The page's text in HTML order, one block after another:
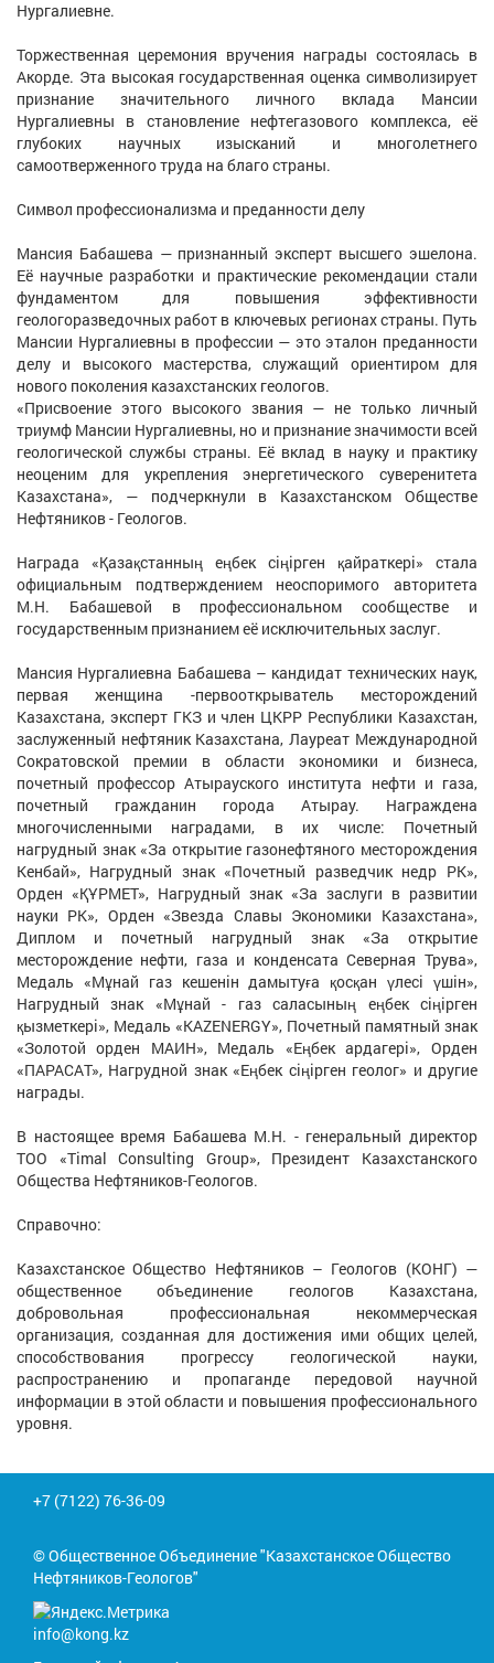
Нургалиевне.
Торжественная церемония вручения награды состоялась в
Акорде. Эта высокая государственная оценка символизирует
признание значительного личного вклада Мансии
Нургалиевны в становление нефтегазового комплекса, её
глубоких научных изысканий и многолетнего
самоотверженного труда на благо страны.
Символ профессионализма и преданности делу
Мансия Бабашева — признанный эксперт высшего эшелона.
Её научные разработки и практические рекомендации стали
фундаментом для повышения эффективности
геологоразведочных работ в ключевых регионах страны. Путь
Мансии Нургалиевны в профессии — это эталон преданности
делу и высокого мастерства, служащий ориентиром для
нового поколения казахстанских геологов.
«Присвоение этого высокого звания — не только личный
триумф Мансии Нургалиевны, но и признание значимости всей
геологической службы страны. Её вклад в науку и практику
неоценим для укрепления энергетического суверенитета
Казахстана», — подчеркнули в Казахстанском Обществе
Нефтяников - Геологов.
Награда «Қазақстанның еңбек сіңірген қайраткері» стала
официальным подтверждением неоспоримого авторитета
М.Н. Бабашевой в профессиональном сообществе и
государственным признанием её исключительных заслуг.
Мансия Нургалиевна Бабашева – кандидат технических наук,
первая женщина -первооткрыватель месторождений
Казахстана, эксперт ГКЗ и член ЦКРР Республики Казахстан,
заслуженный нефтяник Казахстана, Лауреат Международной
Сократовской премии в области экономики и бизнеса,
почетный профессор Атырауского института нефти и газа,
почетный гражданин города Атырау. Награждена
многочисленными наградами, в их числе: Почетный
нагрудный знак «За открытие газонефтяного месторождения
Кенбай», Нагрудный знак «Почетный разведчик недр РК»,
Орден «ҚҰРМЕТ», Нагрудный знак «За заслуги в развитии
науки РК», Орден «Звезда Славы Экономики Казахстана»,
Диплом и почетный нагрудный знак «За открытие
месторождение нефти, газа и конденсата Северная Трува»,
Медаль «Мұнай газ кешенін дамытуға қосқан үлесі үшін»,
Нагрудный знак «Мұнай - газ саласының еңбек сіңірген
қызметкері», Медаль «KAZENERGY», Почетный памятный знак
«Золотой орден МАИН», Медаль «Еңбек ардагері», Орден
«ПАРАСАТ», Нагрудной знак «Еңбек сіңірген геолог» и другие
награды.
В настоящее время Бабашева М.Н. - генеральный директор
ТОО «Timal Consulting Group», Президент Казахстанского
Общества Нефтяников-Геологов.
Справочно:
Казахстанское Общество Нефтяников – Геологов (КОНГ) —
общественное объединение геологов Казахстана,
добровольная профессиональная некоммерческая
организация, созданная для достижения ими общих целей,
способствования прогрессу геологической науки,
распространению и пропаганде передовой научной
информации в этой области и повышения профессионального
уровня.
+7 (7122) 76-36-09
© Общественное Объединение "Казахстанское Общество
Нефтяников-Геологов"
info@kong.kz